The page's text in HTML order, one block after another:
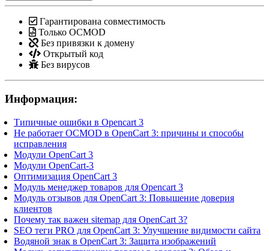
Гарантирована совместимость
Только OCMOD
Без привязки к домену
Открытый код
Без вирусов
Информация:
Типичные ошибки в Opencart 3
Не работает OCMOD в OpenCart 3: причины и способы
исправления
Модули OpenCart 3
Модули OpenCart-3
Оптимизация OpenCart 3
Модуль менеджер товаров для Opencart 3
Модуль отзывов для OpenCart 3: Повышение доверия
клиентов
Почему так важен sitemap для OpenCart 3?
SEO теги PRO для OpenCart 3: Улучшение видимости сайта
Водяной знак в OpenCart 3: Защита изображений